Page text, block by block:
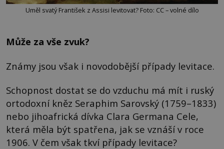
Uměl svatý František z Assisi levitovat? Foto: CC – volné dílo
Může za vše zvuk?
Známy jsou však i novodobější případy levitace.
Schopnost dostat se do vzduchu má mít i ruský
ortodoxní kněz Seraphim Sarovský (1759–1833)
nebo jihoafrická dívka Clara Germana Cele,
která měla být spatřena, jak se vznáší v roce
1906. V čem však tkví případy levitace?